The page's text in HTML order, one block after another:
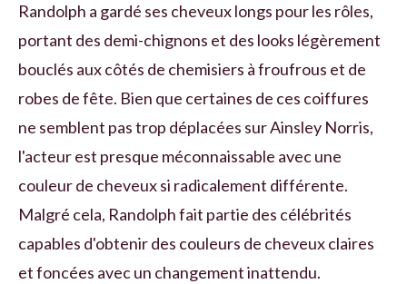
Randolph a gardé ses cheveux longs pour les rôles,
portant des demi-chignons et des looks légèrement
bouclés aux côtés de chemisiers à froufrous et de
robes de fête. Bien que certaines de ces coiffures
ne semblent pas trop déplacées sur Ainsley Norris,
l'acteur est presque méconnaissable avec une
couleur de cheveux si radicalement différente.
Malgré cela, Randolph fait partie des célébrités
capables d'obtenir des couleurs de cheveux claires
et foncées avec un changement inattendu.